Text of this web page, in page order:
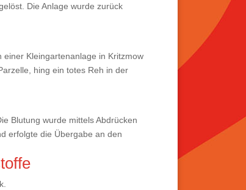
Die Anlage wurde zurück
Kleingartenanlage in Kritzmow
hing ein totes Reh in der
Blutung wurde mittels Abdrücken
erfolgte die Übergabe an den